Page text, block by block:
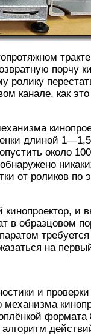
тракте
порчу
ролику
канале, как
длиной
около
от роликов по
и
в образцовом
на
и проверки